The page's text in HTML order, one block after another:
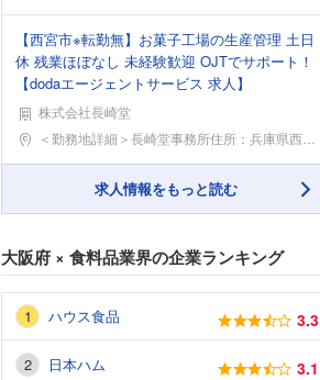
【西宮市※転勤無】お菓子工場の生産管理 土日
休 残業ほぼなし 未経験歓迎 OJTでサポート！
【dodaエージェントサービス 求人】
株式会社長崎堂
勤務地＜勤務地詳細＞長崎堂事務所住所：兵庫県西宮市甲子園
求人情報をもっと読む
大阪府 × 食料品業界の企業ランキング
ハウス食品 3.3
日本ハム 3.1